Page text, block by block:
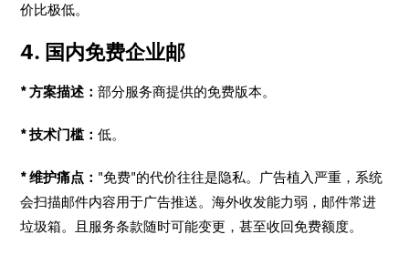
价比极低。
4. 国内免费企业邮
* 方案描述：部分服务商提供的免费版本。
* 技术门槛：低。
* 维护痛点： "免费"的代价往往是隐私。广告植入严重，系统
会扫描邮件内容用于广告推送。海外收发能力弱，邮件常进
垃圾箱。且服务条款随时可能变更，甚至收回免费额度。